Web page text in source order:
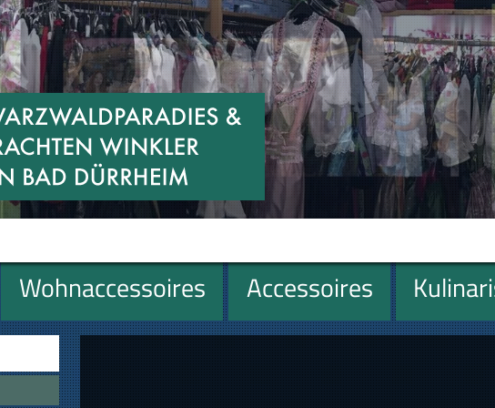
Wohnaccessoires Accessoires